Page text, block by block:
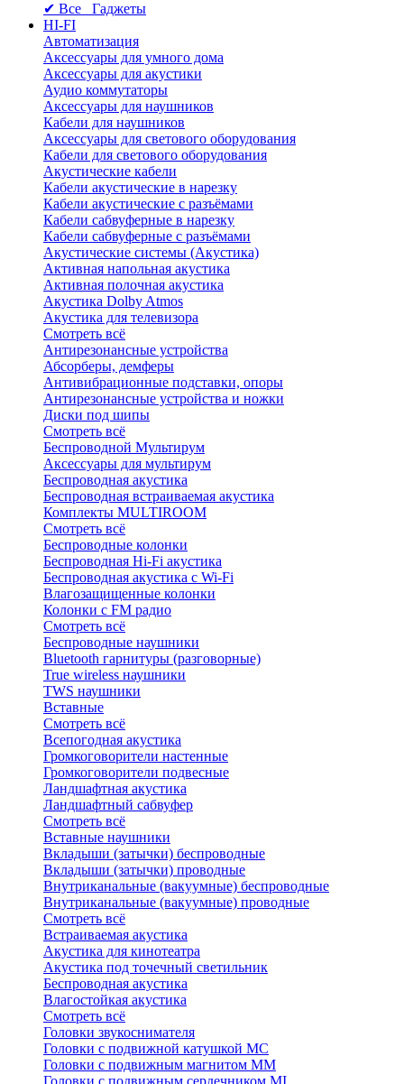
✔ Все Гаджеты
HI-FI
Автоматизация
Аксессуары для умного дома
Аксессуары для акустики
Аудио коммутаторы
Аксессуары для наушников
Кабели для наушников
Аксессуары для светового оборудования
Кабели для светового оборудования
Акустические кабели
Кабели акустические в нарезку
Кабели акустические с разъёмами
Кабели сабвуферные в нарезку
Кабели сабвуферные с разъёмами
Акустические системы (Акустика)
Активная напольная акустика
Активная полочная акустика
Акустика Dolby Atmos
Акустика для телевизора
Смотреть всё
Антирезонансные устройства
Абсорберы, демферы
Антивибрационные подставки, опоры
Антирезонансные устройства и ножки
Диски под шипы
Смотреть всё
Беспроводной Мультирум
Аксессуары для мультирум
Беспроводная акустика
Беспроводная встраиваемая акустика
Комплекты MULTIROOM
Смотреть всё
Беспроводные колонки
Беспроводная Hi-Fi акустика
Беспроводная акустика с Wi-Fi
Влагозащищенные колонки
Колонки с FM радио
Смотреть всё
Беспроводные наушники
Bluetоoth гарнитуры (разговорные)
True wireless наушники
TWS наушники
Вставные
Смотреть всё
Всепогодная акустика
Громкоговорители настенные
Громкоговорители подвесные
Ландшафтная акустика
Ландшафтный сабвуфер
Смотреть всё
Вставные наушники
Вкладыши (затычки) беспроводные
Вкладыши (затычки) проводные
Внутриканальные (вакуумные) беспроводные
Внутриканальные (вакуумные) проводные
Смотреть всё
Встраиваемая акустика
Акустика для кинотеатра
Акустика под точечный светильник
Беспроводная акустика
Влагостойкая акустика
Смотреть всё
Головки звукоснимателя
Головки с подвижной катушкой MC
Головки с подвижным магнитом ММ
Головки с подвижным сердечником MI